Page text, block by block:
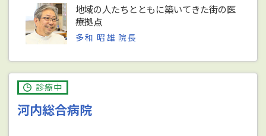
地域の人たちとともに築いてきた街の医
療拠点
多和 昭雄 院長
診療中
河内総合病院